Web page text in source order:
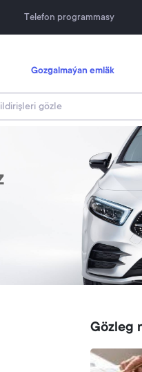
Telefon programmasy
Gozgalmaýan emläk
Gözleg